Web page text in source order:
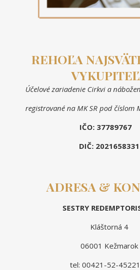
REHOĽA
Účelové zariadenie Cirkvi a
registrované na MK SR pod číslom
IČO: 37789767
DIČ: 2021658331
ADRESA &
SESTRY
Kláštorná 4
06001 Kežmarok
tel: 00421-52-